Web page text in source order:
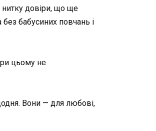
нитку довіри, що ще
бабусиних повчань і
цьому не
щодня. Вони — для любові,